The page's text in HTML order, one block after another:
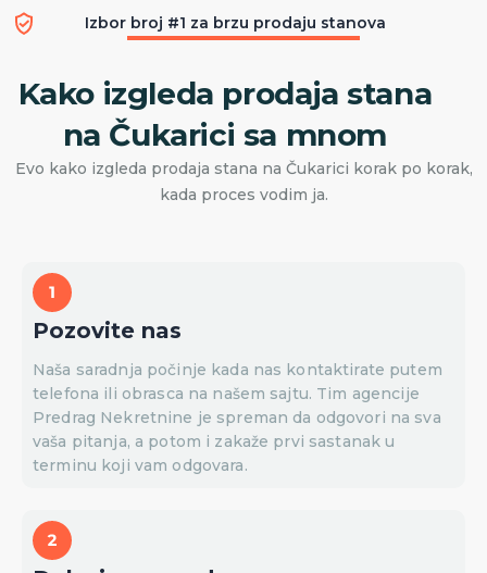
Izbor broj #1 za brzu prodaju stanova
Kako izgleda prodaja stana
na Čukarici sa mnom
Evo kako izgleda prodaja stana na Čukarici korak po korak,
kada proces vodim ja.
Pozovite nas
Naša saradnja počinje kada nas kontaktirate putem
telefona ili obrasca na našem sajtu. Tim agencije
Predrag Nekretnine je spreman da odgovori na sva
vaša pitanja, a potom i zakaže prvi sastanak u
terminu koji vam odgovara.